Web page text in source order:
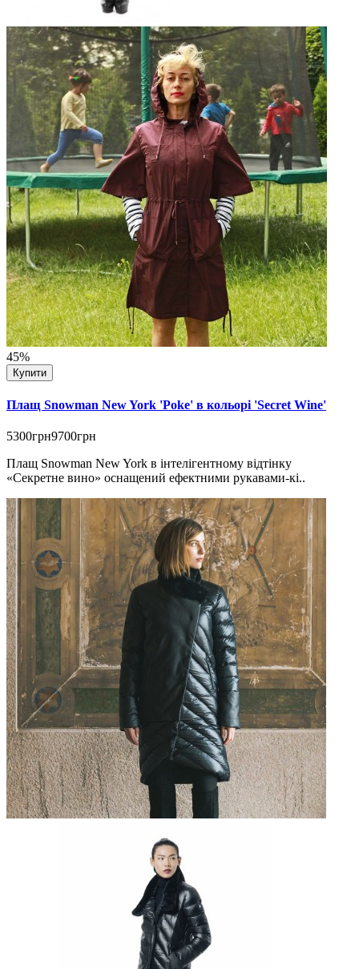
45%
Купити
Плащ Snowman New York 'Poke' в кольорі 'Secret Wine'
5300грн9700грн
Плащ Snowman New York в інтелігентному відтінку
«Секретне вино» оснащений ефектними рукавами-кі..